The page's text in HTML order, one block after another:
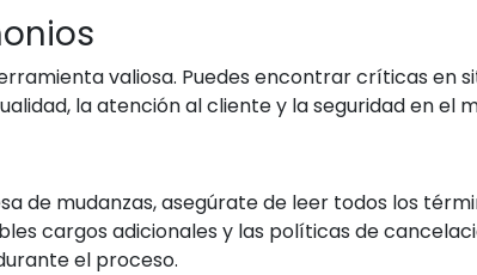
valiosa. Puedes encontrar críticas en
la atención al cliente y la seguridad en el
de mudanzas, asegúrate de leer todos los
cargos adicionales y las políticas de
el proceso.